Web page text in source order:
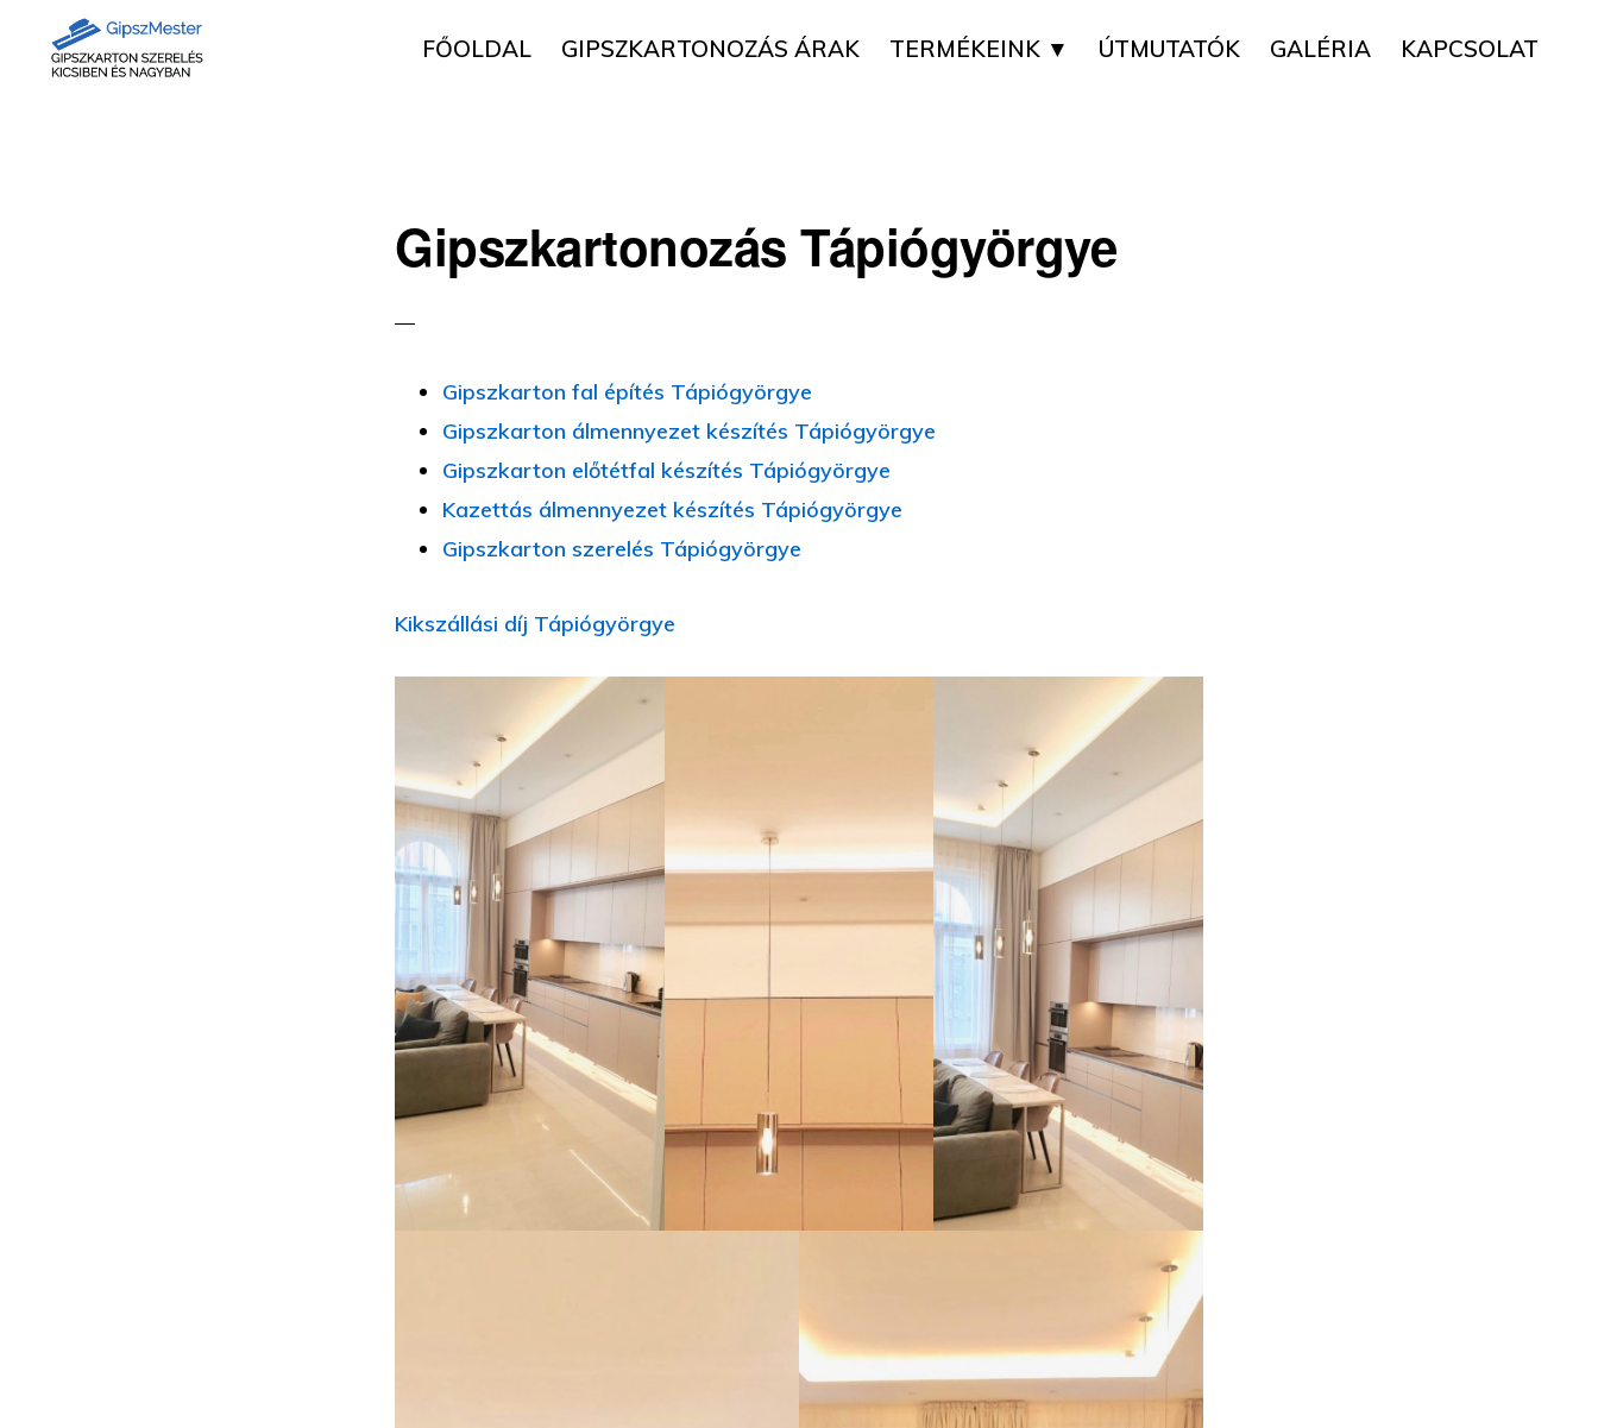
FŐOLDAL GIPSZKARTONOZÁS ÁRAK TERMÉKEINK ▼ ÚTMUTATÓK GALÉRIA KAPCSOLAT
Gipszkartonozás Tápiógyörgye
Gipszkarton fal építés Tápiógyörgye
Gipszkarton álmennyezet készítés Tápiógyörgye
Gipszkarton előtétfal készítés Tápiógyörgye
Kazettás álmennyezet készítés Tápiógyörgye
Gipszkarton szerelés Tápiógyörgye
Kikszállási díj Tápiógyörgye